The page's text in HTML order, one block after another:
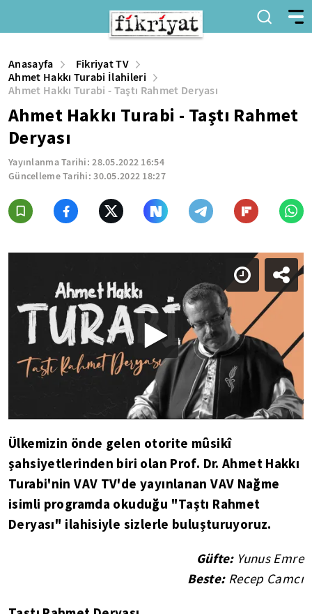
Anasayfa
Fikriyat TV
Ahmet Hakkı Turabi İlahileri
Ahmet Hakkı Turabi - Taştı Rahmet Deryası
Ahmet Hakkı Turabi - Taştı Rahmet
Deryası
Yayınlanma Tarihi:28.05.2022 16:54
Güncelleme Tarihi:30.05.2022 18:27
Ülkemizin önde gelen otorite mûsikî
şahsiyetlerinden biri olan Prof. Dr. Ahmet Hakkı
Turabi'nin VAV TV'de yayınlanan VAV Nağme
isimli programda okuduğu "Taştı Rahmet
Deryası" ilahisiyle sizlerle buluşturuyoruz.
Güfte:Yunus Emre
Beste:Recep Camcı